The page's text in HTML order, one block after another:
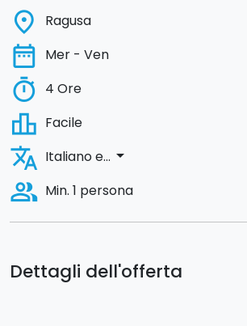
Dettagli dell'offerta
place Ragusa
date_range Mer - Ven
timer 4 Ore
leaderboard Facile
translate Italiano e... arrow_drop_down
people_alt Min. 1 persona